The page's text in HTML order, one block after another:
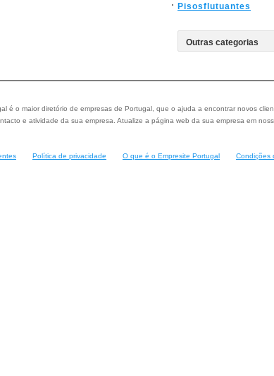
Pisosflutuantes
é o maior diretório de empresas de Portugal, que o ajuda a encontrar novos
e atividade da sua empresa. Atualize a página web da sua empresa em
Política de privacidade O que é o Empresite Portugal Condições